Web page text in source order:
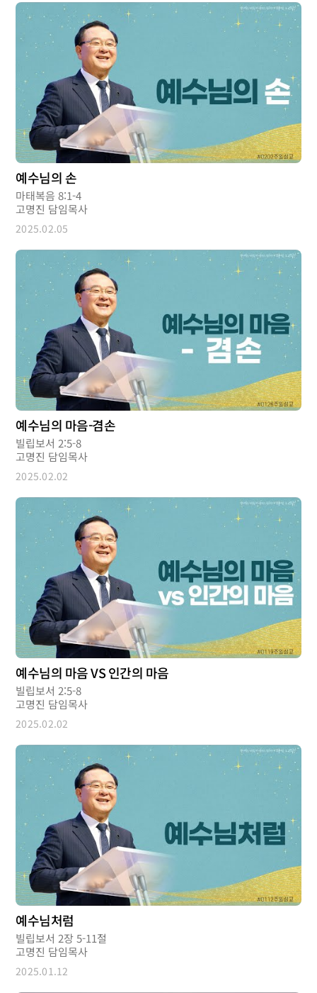
예수님의 손
마태복음 8:1-4
고명진 담임목사
2025.02.05
예수님의 마음-겸손
빌립보서 2:5-8
고명진 담임목사
2025.02.02
예수님의 마음 VS 인간의 마음
빌립보서 2:5-8
고명진 담임목사
2025.02.02
예수님처럼
빌립보서 2장 5-11절
고명진 담임목사
2025.01.12